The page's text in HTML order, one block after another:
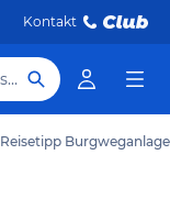
Kontakt
Hotel, Reiseziel
Reisetipp Burgweganlage